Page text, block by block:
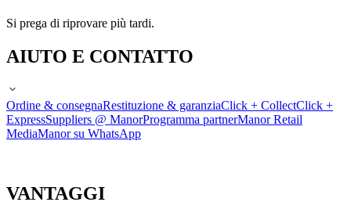
Si prega di riprovare più tardi.
AIUTO E CONTATTO
Ordine & consegnaRestituzione & garanziaClick + CollectClick +
ExpressSuppliers @ ManorProgramma partnerManor Retail
MediaManor su WhatsApp
VANTAGGI